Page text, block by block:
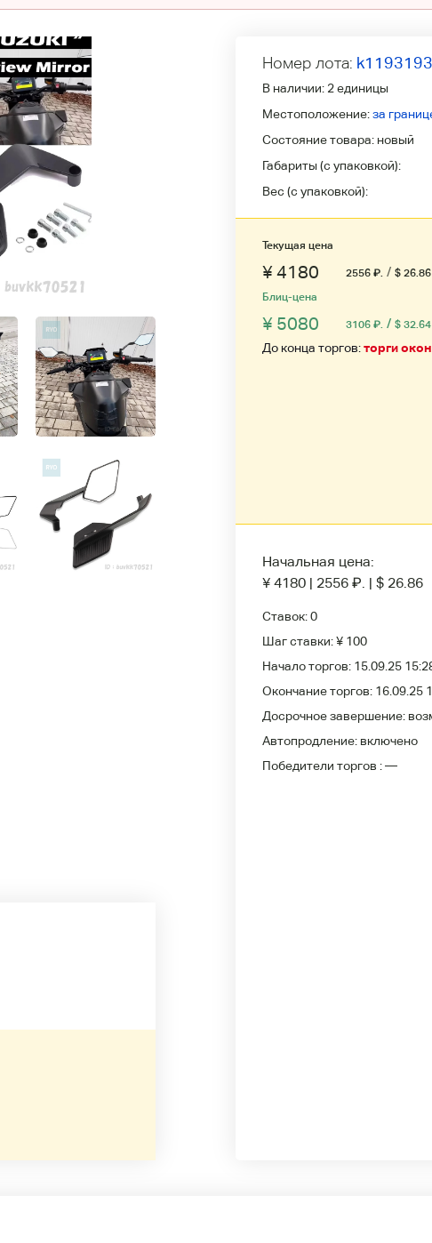
Номер лота:
В наличии: 2 единицы
Местоположение:за
Состояние товара: новый
Габариты (с упаковкой):
Вес (с упаковкой):
Текущая цена
¥ 4180 2556 ₽. / $ 26.86
Блиц-цена
¥ 5080 3106 ₽. / $ 32.64
До конца торгов:торги
Начальная цена:
¥ 4180 | 2556 ₽. | $ 26.86
Ставок:0
Шаг ставки:¥ 100
Начало торгов: 15.09.25
Окончание торгов: 16.09.25
Досрочное завершение:
Автопродление: включено
Победители торгов :—